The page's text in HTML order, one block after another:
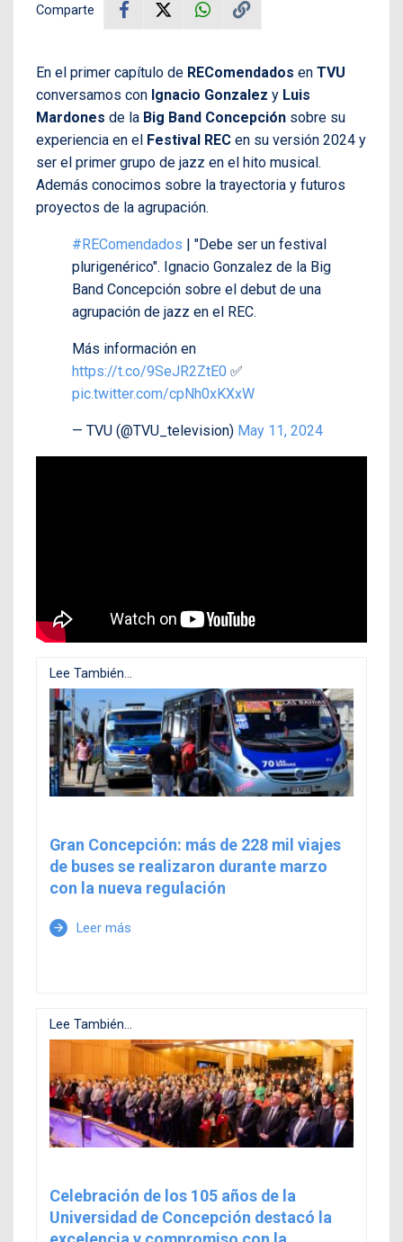
Comparte
En el primer capítulo de REComendados en TVU
conversamos con Ignacio Gonzalez y Luis
Mardones de la Big Band Concepción sobre su
experiencia en el Festival REC en su versión 2024 y
ser el primer grupo de jazz en el hito musical.
Además conocimos sobre la trayectoria y futuros
proyectos de la agrupación.
#REComendados | "Debe ser un festival
plurigenérico". Ignacio Gonzalez de la Big
Band Concepción sobre el debut de una
agrupación de jazz en el REC.
Más información en
https://t.co/9SeJR2ZtE0 ✅
pic.twitter.com/cpNh0xKXxW
— TVU (@TVU_television) May 11, 2024
Lee También...
Gran Concepción: más de 228 mil viajes
de buses se realizaron durante marzo
con la nueva regulación
arrow_forward Leer más
Lee También...
Celebración de los 105 años de la
Universidad de Concepción destacó la